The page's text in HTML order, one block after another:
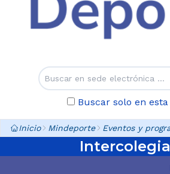
Buscar solo en
Inicio Mindeporte Eventos y